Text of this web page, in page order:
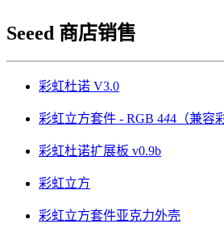
Seeed 商店销售
彩虹杜诺 V3.0
彩虹立方套件 - RGB 444（兼容
彩虹杜诺扩展板 v0.9b
彩虹立方
彩虹立方套件亚克力外壳